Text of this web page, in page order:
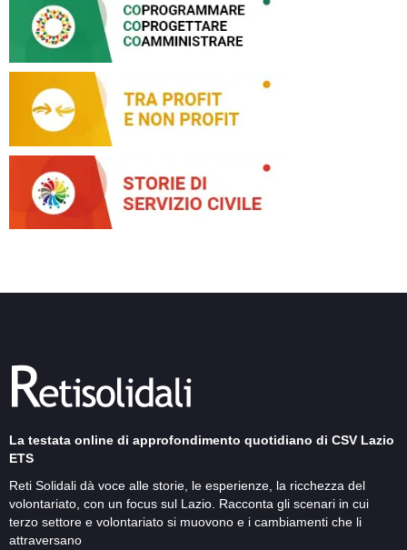
La testata online di approfondimento quotidiano di CSV Lazio
ETS
Reti Solidali dà voce alle storie, le esperienze, la ricchezza del
volontariato, con un focus sul Lazio. Racconta gli scenari in cui
terzo settore e volontariato si muovono e i cambiamenti che li
attraversano